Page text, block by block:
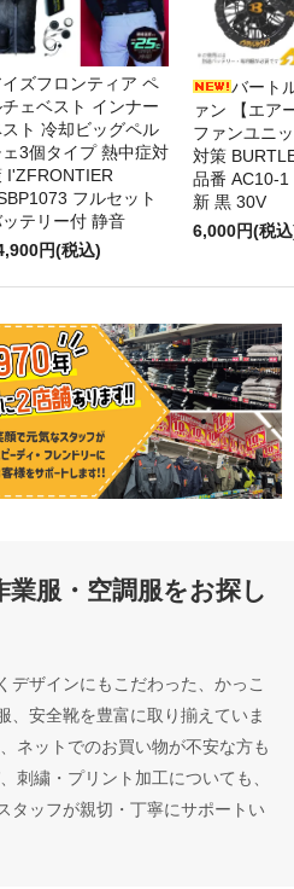
イズフロンティア ペ
チェベスト インナー
ト 冷却ビッグペル
3個タイプ 熱中症対
I'ZFRONTIER
フルセット
テリー付 静音
円(税込)
バート
ァン 【エア
ファンユニ
対策
品番 AC10-1
新 黒 30V
6,000円(税
服・空調服をお探し
デザインにもこだわった、かっこ
、安全靴を豊富に取り揃えていま
ネットでのお買い物が不安な方も
刺繍・プリント加工についても、
タッフが親切・丁寧にサポートい